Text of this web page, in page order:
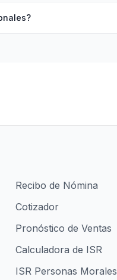
Recibo de Nómina
Cotizador
Pronóstico de Ventas
Calculadora de ISR
ISR Personas Morales